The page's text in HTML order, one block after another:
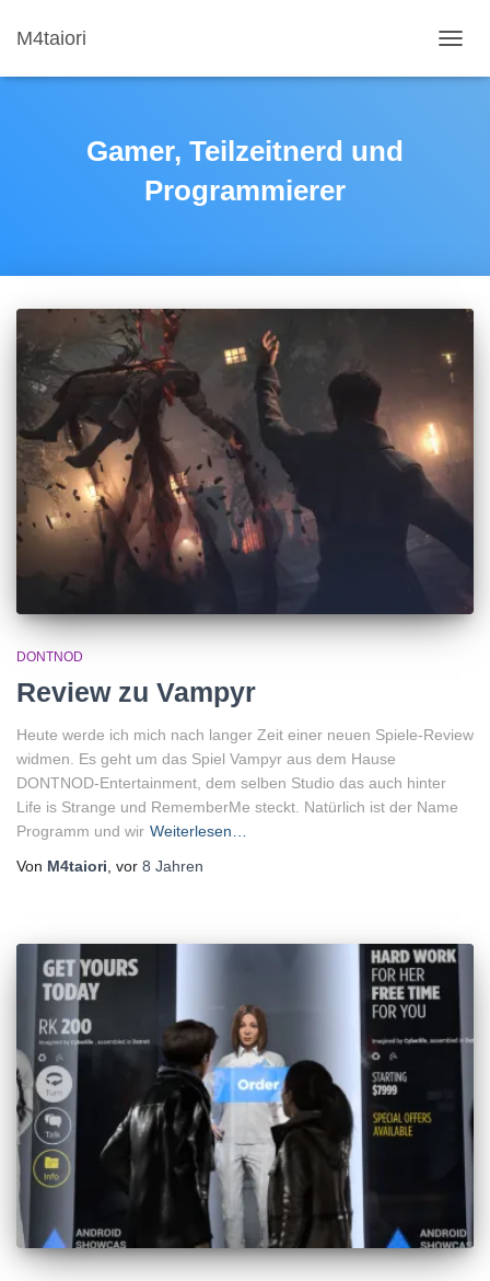
M4taiori
Gamer, Teilzeitnerd und
Programmierer
DONTNOD
Review zu Vampyr
Heute werde ich mich nach langer Zeit einer neuen Spiele-Review
widmen. Es geht um das Spiel Vampyr aus dem Hause
DONTNOD-Entertainment, dem selben Studio das auch hinter
Life is Strange und RememberMe steckt. Natürlich ist der Name
Programm und wir Weiterlesen…
Von M4taiori , vor 8 Jahren